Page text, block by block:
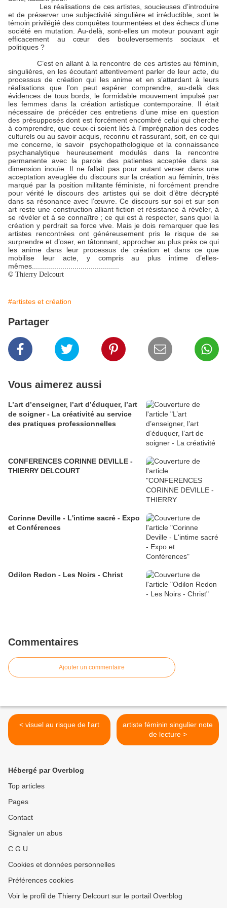
Les réalisations de ces artistes, soucieuses d’introduire
et de préserver une subjectivité singulière et irréductible, sont le
témoin privilégié des conquêtes tourmentées et des échecs d’une
société en mutation. Au-delà, sont-elles un moteur pouvant agir
efficacement au cœur des bouleversements sociaux et
politiques ?
C’est en allant à la rencontre de ces artistes au féminin,
singulières, en les écoutant attentivement parler de leur acte, du
processus de création qui les anime et en s’attardant à leurs
réalisations que l’on peut espérer comprendre, au-delà des
évidences de tous bords, le formidable mouvement impulsé par
les femmes dans la création artistique contemporaine. Il était
nécessaire de précéder ces entretiens d’une mise en question
des présupposés dont est forcément encombré celui qui cherche
à comprendre, que ceux-ci soient liés à l’imprégnation des codes
culturels ou au savoir acquis, reconnu et rassurant, soit, en ce qui
me concerne, le savoir
psychopathologique et la connaissance
psychanalytique heureusement modulés dans la rencontre
permanente avec la parole des patientes acceptée dans sa
dimension inouïe. Il ne fallait pas pour autant verser dans une
acceptation aveuglée du discours sur la création au féminin, très
marqué par la position militante féministe, ni forcément prendre
pour vérité le discours des artistes qui se doit d’être décrypté
dans sa résonance avec l’œuvre. Ce discours sur soi et sur son
art reste une construction alliant fiction et résistance à révéler, à
se révéler et à se connaître ; ce qui est à respecter, sans quoi la
création y perdrait sa force vive. Mais je dois remarquer que les
artistes rencontrées ont généreusement pris le risque de se
surprendre et d’oser, en tâtonnant, approcher au plus près ce qui
les anime dans leur processus de création et dans ce que
mobilise leur acte, y compris au plus intime d’elles-
mêmes...........................................
© Thierry Delcourt
#artistes et création
Partager
Vous aimerez aussi
L’art d’enseigner, l’art d’éduquer, l’art
de soigner - La créativité au service
des pratiques professionnelles
CONFERENCES CORINNE DEVILLE -
THIERRY DELCOURT
Corinne Deville - L'intime sacré - Expo
et Conférences
Odilon Redon - Les Noirs - Christ
Commentaires
Ajouter un commentaire
< visuel au risque de l'art
artiste féminin singulier note
de lecture >
Hébergé par Overblog
Top articles
Pages
Contact
Signaler un abus
C.G.U.
Cookies et données personnelles
Préférences cookies
Voir le profil de Thierry Delcourt sur le portail Overblog